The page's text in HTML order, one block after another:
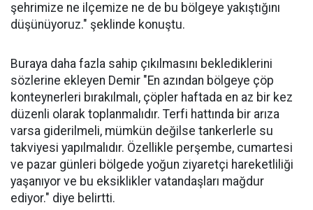
şehrimize ne ilçemize ne de bu bölgeye yakıştığını
düşünüyoruz." şeklinde konuştu.
Buraya daha fazla sahip çıkılmasını beklediklerini
sözlerine ekleyen Demir "En azından bölgeye çöp
konteynerleri bırakılmalı, çöpler haftada en az bir kez
düzenli olarak toplanmalıdır. Terfi hattında bir arıza
varsa giderilmeli, mümkün değilse tankerlerle su
takviyesi yapılmalıdır. Özellikle perşembe, cumartesi
ve pazar günleri bölgede yoğun ziyaretçi hareketliliği
yaşanıyor ve bu eksiklikler vatandaşları mağdur
ediyor." diye belirtti.